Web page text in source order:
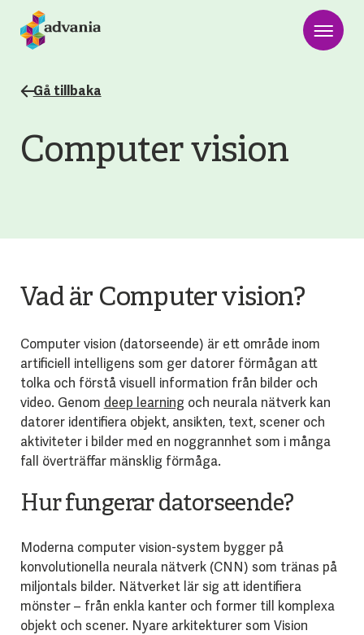
Gå tillbaka
Computer vision
Vad är Computer vision?
Computer vision (datorseende) är ett område inom
artificiell intelligens som ger datorer förmågan att
tolka och förstå visuell information från bilder och
video. Genom deep learning och neurala nätverk kan
datorer identifiera objekt, ansikten, text, scener och
aktiviteter i bilder med en noggrannhet som i många
fall överträffar mänsklig förmåga.
Hur fungerar datorseende?
Moderna computer vision-system bygger på
konvolutionella neurala nätverk (CNN) som tränas på
miljontals bilder. Nätverket lär sig att identifiera
mönster – från enkla kanter och former till komplexa
objekt och scener. Nyare arkitekturer som Vision